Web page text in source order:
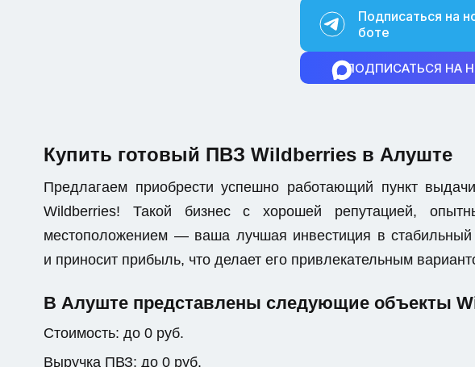
Подписаться на
боте
ПОДПИСАТЬСЯ НА
Купить готовый ПВЗ Wildberries в Алуште
Предлагаем приобрести успешно работающий пункт
Wildberries! Такой бизнес с хорошей репутацией,
местоположением — ваша лучшая инвестиция в
и приносит прибыль, что делает его привлекательным
В Алуште представлены следующие объекты
Стоимость: до 0 руб.
Выручка ПВЗ: до 0 руб.